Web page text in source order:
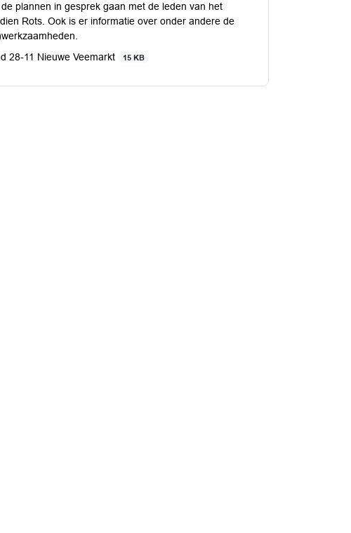
plannen in gesprek gaan met de leden van het
Rots. Ook is er informatie over onder andere de
28-11 Nieuwe Veemarkt 15 KB